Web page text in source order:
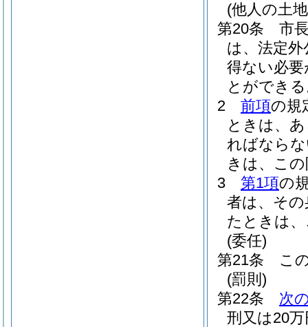
(他人の土
第20条
市
は、法定
得ない必
とができ
2
前項の規
ときは、
ればなら
きは、こ
3
第1項の
者は、そ
たときは
(委任)
第21条
こ
(罰則)
第22条
次
刑又は20